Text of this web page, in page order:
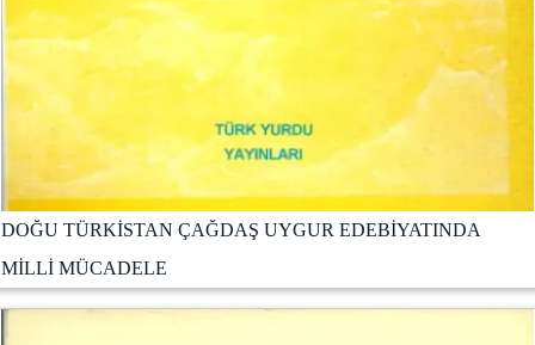
DOĞU TÜRKİSTAN ÇAĞDAŞ UYGUR EDEBİYATINDA
MİLLİ MÜCADELE